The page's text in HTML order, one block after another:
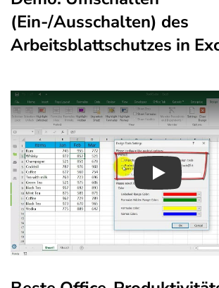
(Ein-/Ausschalten) des
Arbeitsblattschutzes in
Play